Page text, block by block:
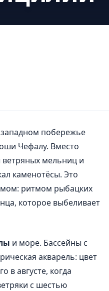
западном побережье
Чефалу. Вместо
мельниц и
каменотёсы. Это
ритмом рыбацких
которое выбеливает
и море. Бассейны с
акварель: цвет
в августе, когда
с шестью